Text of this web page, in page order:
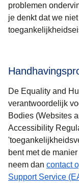
problemen
je denkt dat we
De Equality and
verantwoordelijk
Bodies (Websites
Accessibility
bent met de
neem dan contact
Support Service